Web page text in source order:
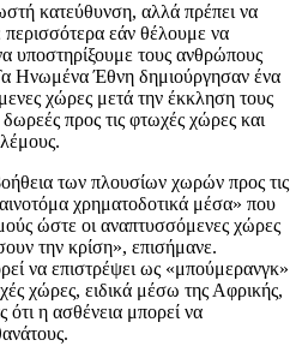
κατεύθυνση, αλλά πρέπει να
περισσότερα εάν θέλουμε να
υποστηρίξουμε τους ανθρώπους
Ηνωμένα Έθνη δημιούργησαν ένα
χώρες μετά την έκκληση τους
προς τις φτωχές χώρες και
των πλουσίων χωρών προς τις
χρηματοδοτικά μέσα» που
ώστε οι αναπτυσσόμενες χώρες
την κρίση», επισήμανε.
να επιστρέψει ως «μπούμερανγκ»
χώρες, ειδικά μέσω της Αφρικής,
ότι η ασθένεια μπορεί να